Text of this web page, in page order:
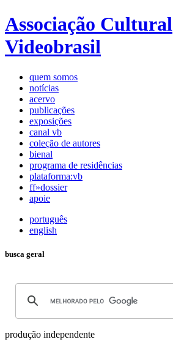
Associação Cultural
Videobrasil
quem somos
notícias
acervo
publicações
exposições
canal vb
coleção de autores
bienal
programa de residências
plataforma:vb
ff»dossier
apoie
português
english
busca geral
produção independente